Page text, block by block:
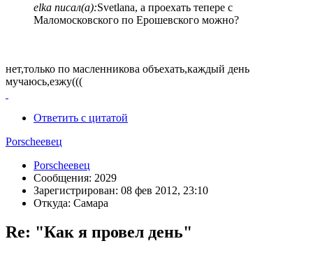
elka писал(а):Svetlana, а проехать тепере с
Маломосковского по Ерошевского можно?
нет,только по масленникова объехать,каждый день
мучаюсь,езжу(((
Ответить с цитатой
Porscheeвец
Porscheeвец
Сообщения: 2029
Зарегистрирован: 08 фев 2012, 23:10
Откуда: Самара
Re: "Как я провел день"